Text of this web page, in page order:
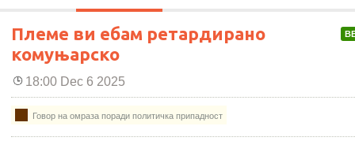
Племе ви ебам ретардирано
комуњарско
18:00 Dec 6 2025
Говор на омраза поради политичка припадност